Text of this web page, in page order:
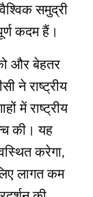
समुद्री
कदम हैं।
और बेहतर
ने राष्ट्रीय
में राष्ट्रीय
की। यह
करेगा,
लागत कम